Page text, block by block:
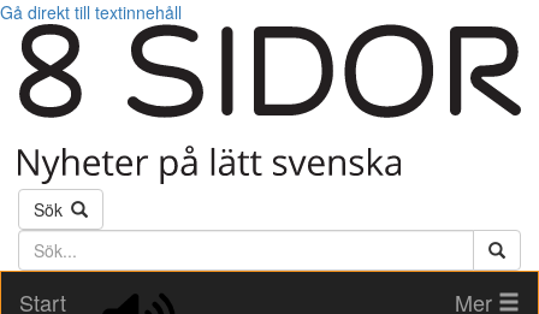
Gå direkt till textinnehåll
Sök
Söktext
Start
Mer